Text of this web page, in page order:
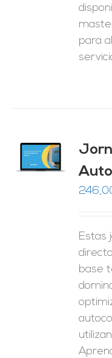
para
Estas
base